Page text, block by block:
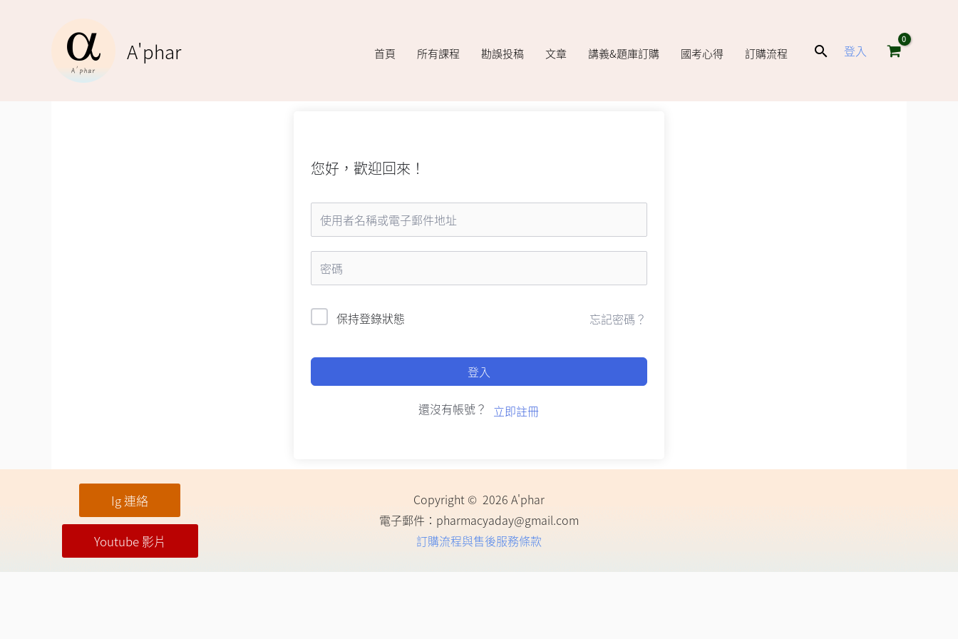
A'phar 首頁 所有課程 勘誤投稿 文章 講義&題庫訂購 國考心得 訂購流程
搜
登入
您好，歡迎回來！
保持登錄狀態 忘記密碼？
登入
還沒有帳號？ 立即註冊
Ig 連絡
Youtube 影片
Copyright © 2026 A'phar
電子郵件： pharmacyaday@gmail.com
訂購流程與售後服務條款